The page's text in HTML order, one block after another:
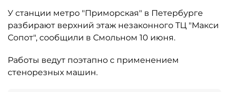
У станции метро "Приморская" в Петербурге
разбирают верхний этаж незаконного ТЦ "Макси
Сопот", сообщили в Смольном 10 июня.
Работы ведут поэтапно с применением
стенорезных машин.